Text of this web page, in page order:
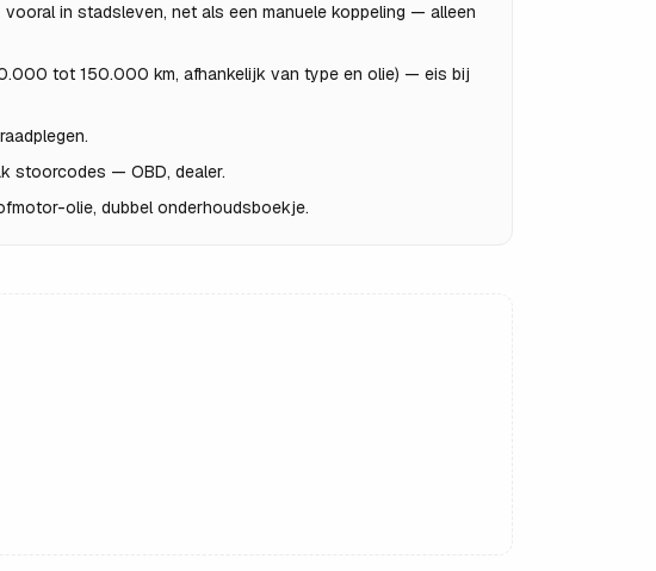
in stadsleven, net als een manuele koppeling — alleen
tot 150.000 km, afhankelijk van type en olie) — eis bij
stoorcodes — OBD, dealer.
olie, dubbel onderhoudsboekje.